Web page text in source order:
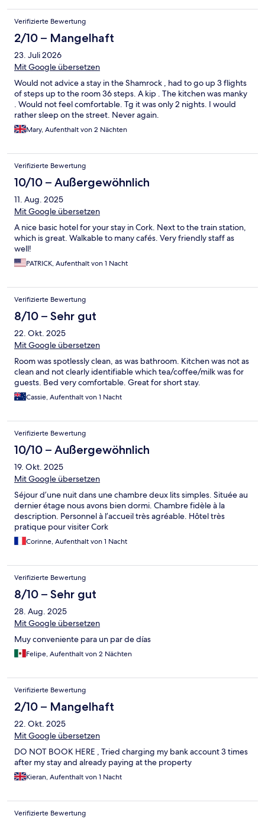
Verifizierte Bewertung
2/10 – Mangelhaft
23. Juli 2026
Mit Google übersetzen
Would not advice a stay in the Shamrock , had to go up 3 flights
of steps up to the room 36 steps. A kip . The kitchen was manky
. Would not feel comfortable. Tg it was only 2 nights. I would
rather sleep on the street. Never again.
Mary, Aufenthalt von 2 Nächten
Verifizierte Bewertung
10/10 – Außergewöhnlich
11. Aug. 2025
Mit Google übersetzen
A nice basic hotel for your stay in Cork. Next to the train station,
which is great. Walkable to many cafés. Very friendly staff as
well!
PATRICK, Aufenthalt von 1 Nacht
Verifizierte Bewertung
8/10 – Sehr gut
22. Okt. 2025
Mit Google übersetzen
Room was spotlessly clean, as was bathroom. Kitchen was not as
clean and not clearly identifiable which tea/coffee/milk was for
guests. Bed very comfortable. Great for short stay.
Cassie, Aufenthalt von 1 Nacht
Verifizierte Bewertung
10/10 – Außergewöhnlich
19. Okt. 2025
Mit Google übersetzen
Séjour d’une nuit dans une chambre deux lits simples. Située au
dernier étage nous avons bien dormi. Chambre fidèle à la
description. Personnel à l’accueil très agréable. Hôtel très
pratique pour visiter Cork
Corinne, Aufenthalt von 1 Nacht
Verifizierte Bewertung
8/10 – Sehr gut
28. Aug. 2025
Mit Google übersetzen
Muy conveniente para un par de días
Felipe, Aufenthalt von 2 Nächten
Verifizierte Bewertung
2/10 – Mangelhaft
22. Okt. 2025
Mit Google übersetzen
DO NOT BOOK HERE , Tried charging my bank account 3 times
after my stay and already paying at the property
Kieran, Aufenthalt von 1 Nacht
Verifizierte Bewertung